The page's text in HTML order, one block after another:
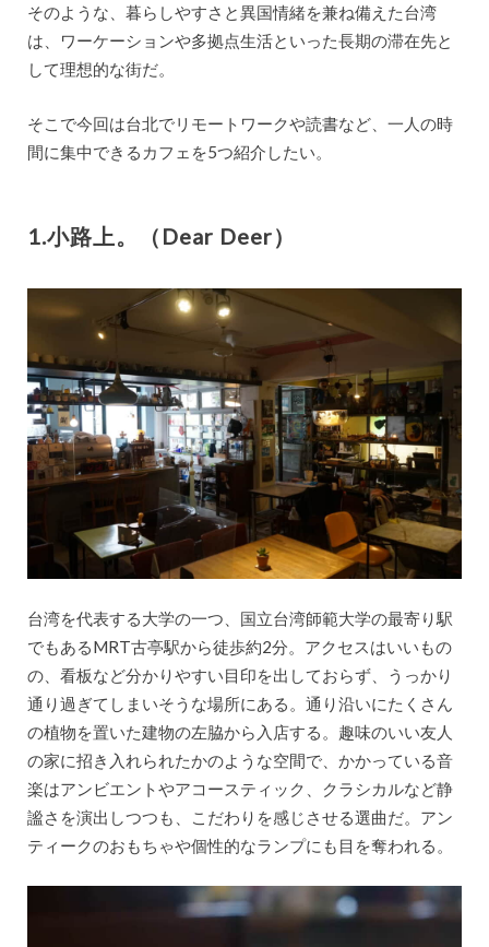
そのような、暮らしやすさと異国情緒を兼ね備えた台湾
は、ワーケーションや多拠点生活といった長期の滞在先と
して理想的な街だ。
そこで今回は台北でリモートワークや読書など、一人の時
間に集中できるカフェを5つ紹介したい。
1.小路上。（Dear Deer）
台湾を代表する大学の一つ、国立台湾師範大学の最寄り駅
でもあるMRT古亭駅から徒歩約2分。アクセスはいいもの
の、看板など分かりやすい目印を出しておらず、うっかり
通り過ぎてしまいそうな場所にある。通り沿いにたくさん
の植物を置いた建物の左脇から入店する。趣味のいい友人
の家に招き入れられたかのような空間で、かかっている音
楽はアンビエントやアコースティック、クラシカルなど静
謐さを演出しつつも、こだわりを感じさせる選曲だ。アン
ティークのおもちゃや個性的なランプにも目を奪われる。